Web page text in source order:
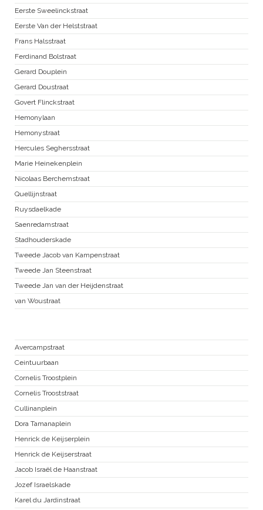
Eerste Sweelinckstraat
Eerste Van der Helststraat
Frans Halsstraat
Ferdinand Bolstraat
Gerard Douplein
Gerard Doustraat
Govert Flinckstraat
Hemonylaan
Hemonystraat
Hercules Seghersstraat
Marie Heinekenplein
Nicolaas Berchemstraat
Quellijnstraat
Ruysdaelkade
Saenredamstraat
Stadhouderskade
Tweede Jacob van Kampenstraat
Tweede Jan Steenstraat
Tweede Jan van der Heijdenstraat
van Woustraat
Avercampstraat
Ceintuurbaan
Cornelis Troostplein
Cornelis Trooststraat
Cullinanplein
Dora Tamanaplein
Henrick de Keijserplein
Henrick de Keijserstraat
Jacob Israël de Haanstraat
Jozef Israelskade
Karel du Jardinstraat